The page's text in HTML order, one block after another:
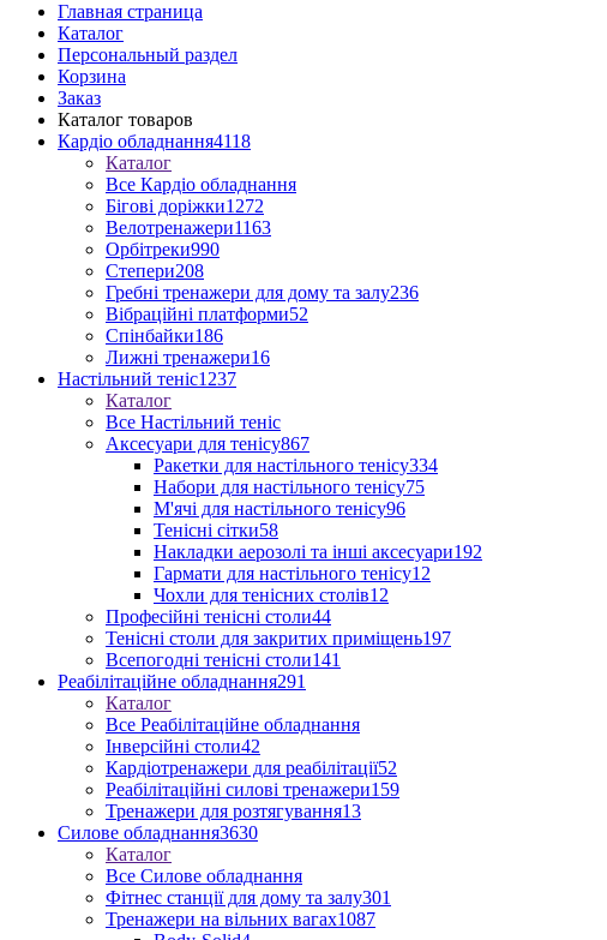
Главная страница
Каталог
Персональный раздел
Корзина
Заказ
Каталог товаров
Кардіо обладнання4118
Каталог
Все Кардіо обладнання
Бігові доріжки1272
Велотренажери1163
Орбітреки990
Степери208
Гребні тренажери для дому та залу236
Вібраційні платформи52
Спінбайки186
Лижні тренажери16
Настільний теніс1237
Каталог
Все Настільний теніс
Аксесуари для тенісу867
Ракетки для настільного тенісу334
Набори для настільного тенісу75
М'ячі для настільного тенісу96
Тенісні сітки58
Накладки аерозолі та інші аксесуари192
Гармати для настільного тенісу12
Чохли для тенісних столів12
Професійні тенісні столи44
Тенісні столи для закритих приміщень197
Всепогодні тенісні столи141
Реабілітаційне обладнання291
Каталог
Все Реабілітаційне обладнання
Інверсійні столи42
Кардіотренажери для реабілітації52
Реабілітаційні силові тренажери159
Тренажери для розтягування13
Силове обладнання3630
Каталог
Все Силове обладнання
Фітнес станції для дому та залу301
Тренажери на вільних вагах1087